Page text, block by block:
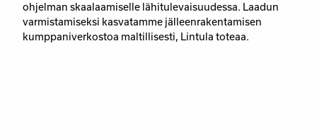
ohjelman skaalaamiselle lähitulevaisuudessa. Laadun
varmistamiseksi kasvatamme jälleenrakentamisen
kumppaniverkostoa maltillisesti, Lintula toteaa.